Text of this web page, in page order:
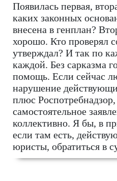
Появилась первая,
каких законных
внесена в генплан?
хорошо. Кто проверял
утверждал? И так по
каждой. Без сарказма
помощь. Если сейчас
нарушение
плюс Роспотребнадзор,
самостоятельное
коллективно. Я бы, в
если там есть,
юристы, обратиться в